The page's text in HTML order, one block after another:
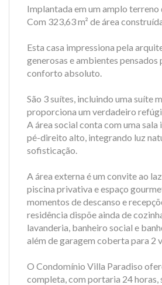
Implantada em um amplo terreno
Com 323,63 m² de área
Esta casa impressiona pela
generosas e ambientes
conforto absoluto.
São 3 suítes, incluindo uma suíte
proporciona um verdadeiro
A área social conta com uma sala
pé-direito alto, integrando luz
sofisticação.
A área externa é um convite ao
piscina privativa e espaço
momentos de descanso e
residência dispõe ainda de
lavanderia, banheiro social e
além de garagem coberta para 2
O Condomínio Villa Paradiso
completa, com portaria 24 horas,